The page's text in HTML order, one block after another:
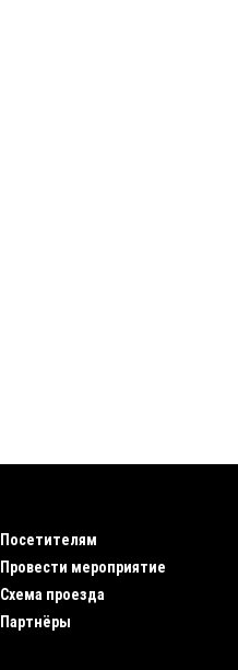
Посетителям
Провести мероприятие
Схема проезда
Партнёры